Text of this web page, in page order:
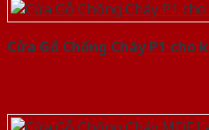
Cửa Gỗ Chống Cháy P1 cho